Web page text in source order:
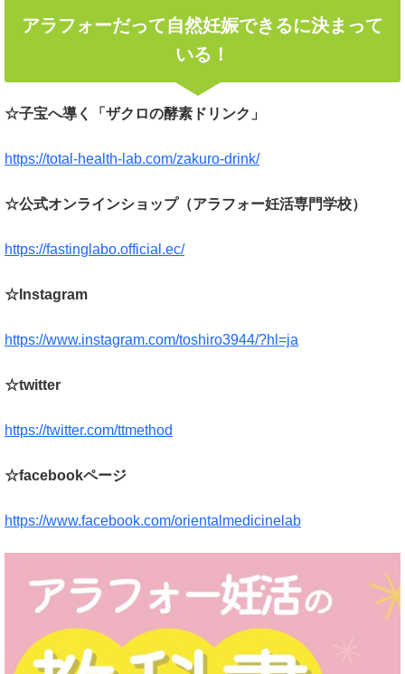
アラフォーだって自然妊娠できるに決まって
いる！
☆子宝へ導く「ザクロの酵素ドリンク」
https://total-health-lab.com/zakuro-drink/
☆公式オンラインショップ（アラフォー妊活専門学校）
https://fastinglabo.official.ec/
☆Instagram
https://www.instagram.com/toshiro3944/?hl=ja
☆twitter
https://twitter.com/ttmethod
☆facebookページ
https://www.facebook.com/orientalmedicinelab